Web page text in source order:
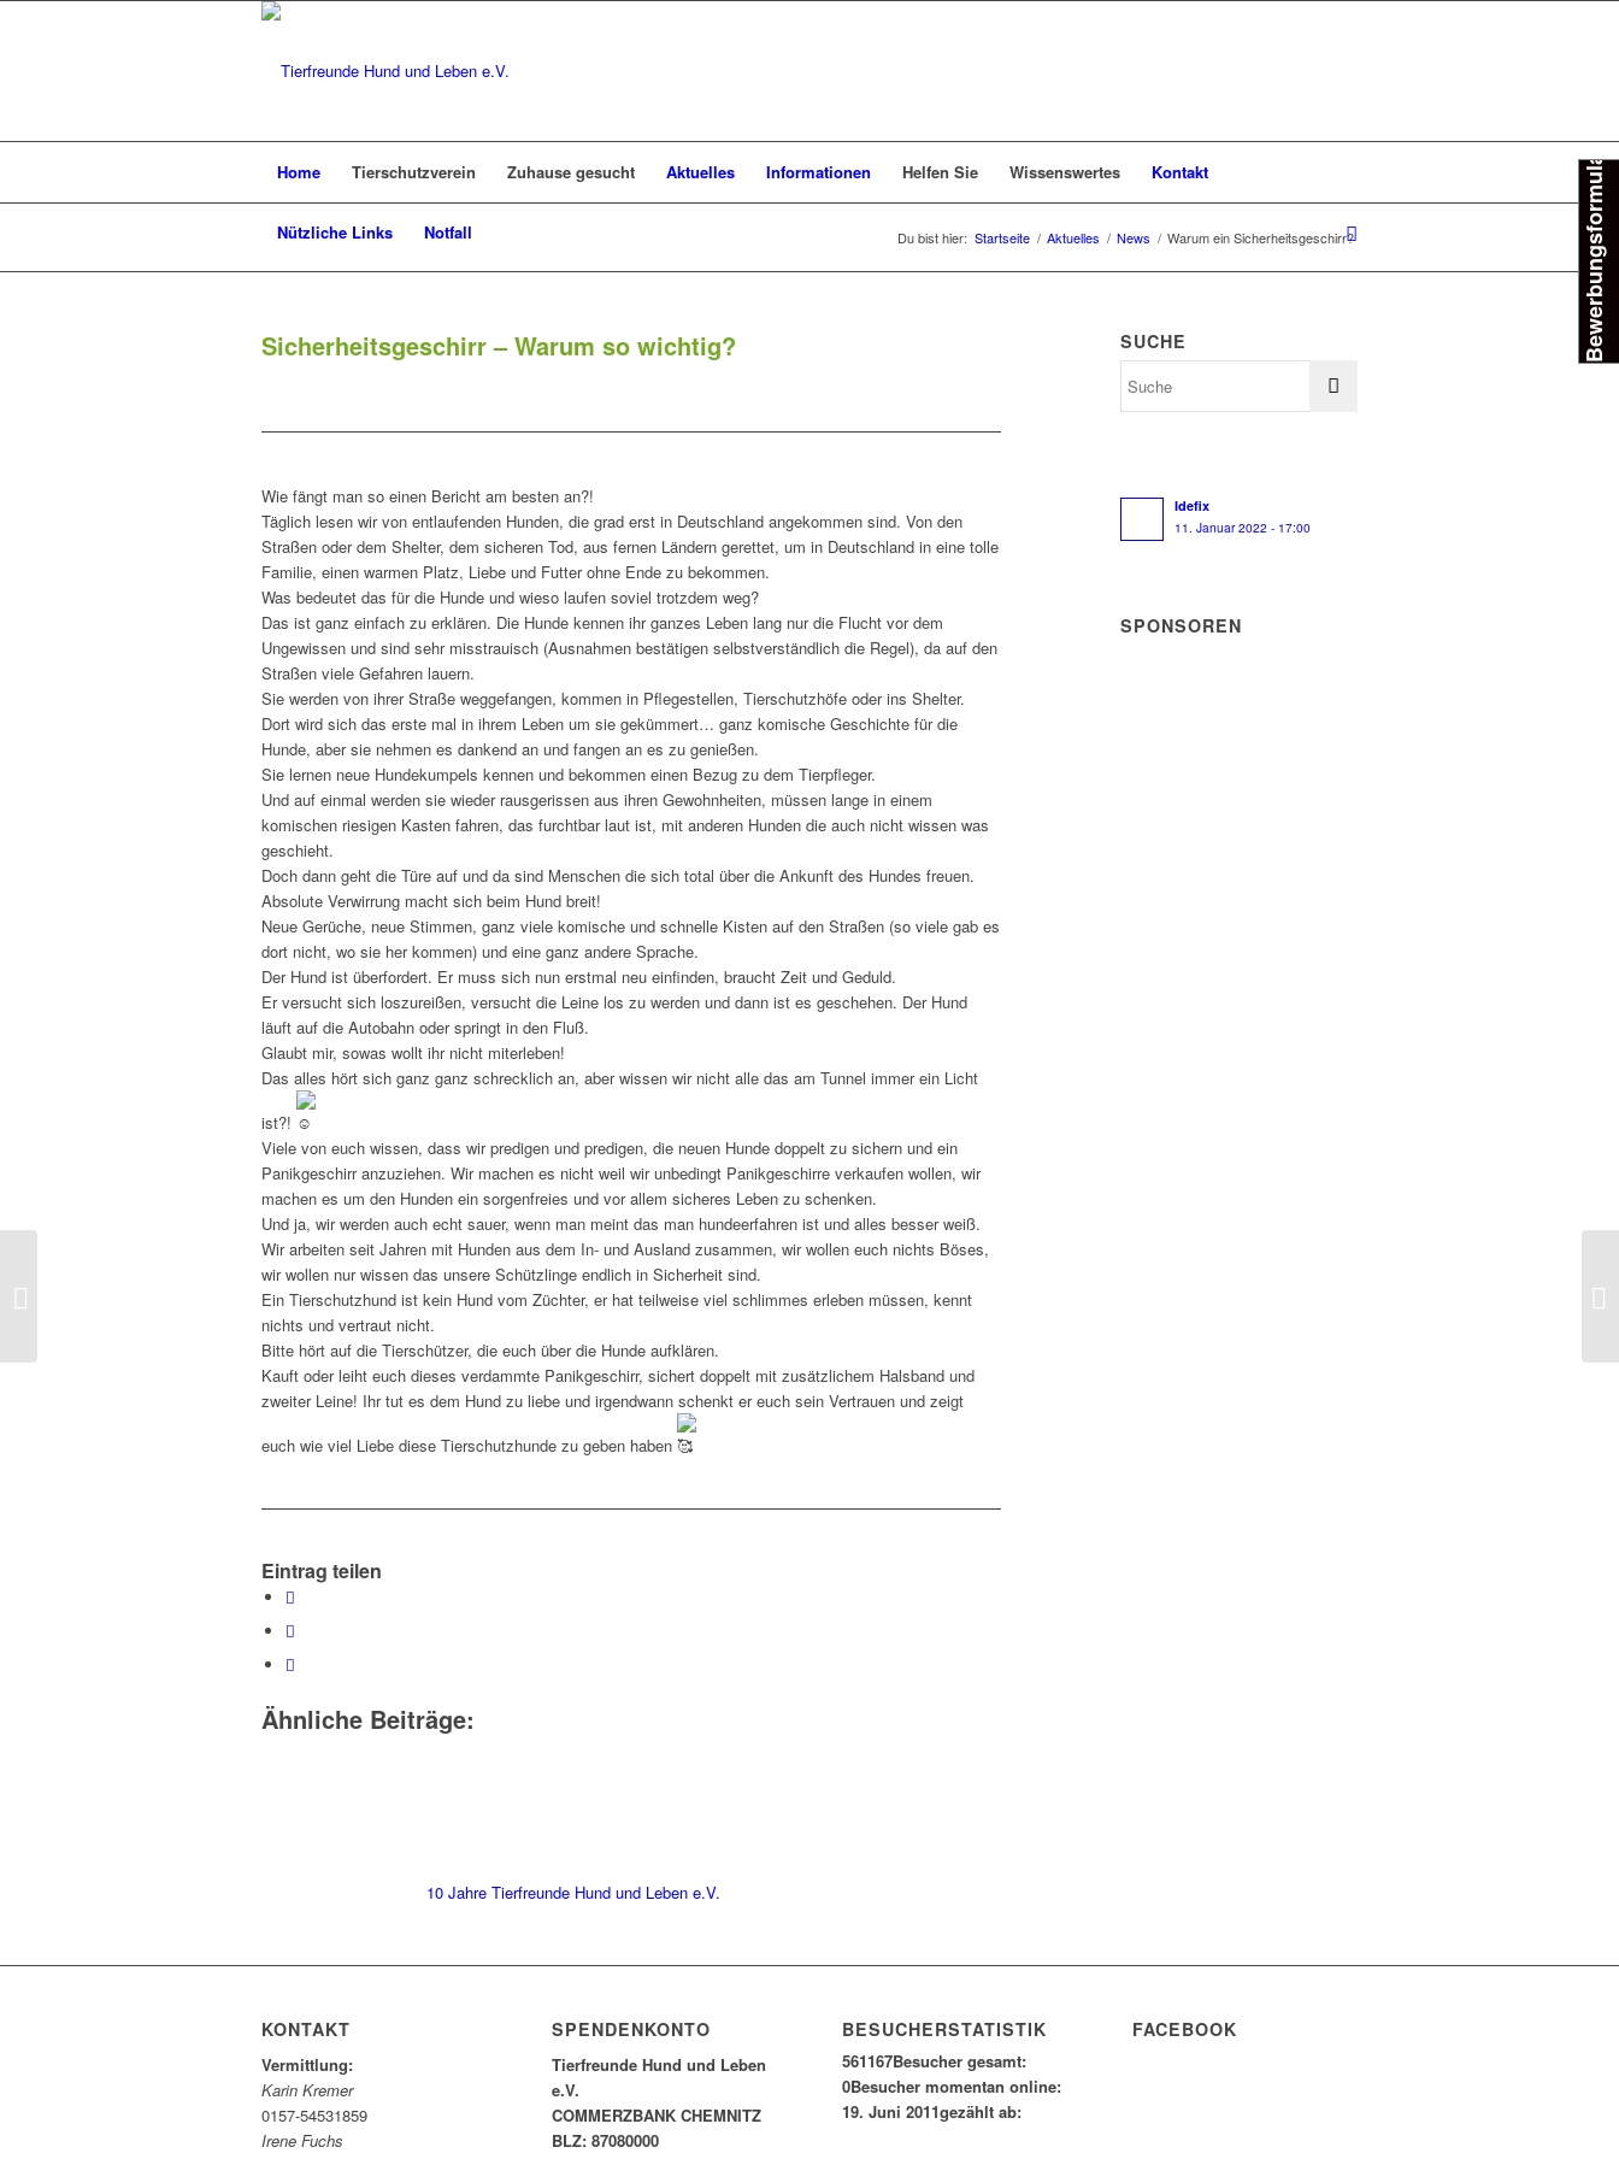
Home Tierschutzverein Zuhause gesucht Aktuelles Informationen Helfen Sie Wissenswertes Kontakt
Nützliche Links Notfall Du bist hier: Startseite / Aktuelles / News / Warum ein Sicherheitsgeschirr?
Sicherheitsgeschirr – Warum so wichtig?
Wie fängt man so einen Bericht am besten an?!
Täglich lesen wir von entlaufenden Hunden, die grad erst in Deutschland angekommen sind. Von den
Straßen oder dem Shelter, dem sicheren Tod, aus fernen Ländern gerettet, um in Deutschland in eine tolle
Familie, einen warmen Platz, Liebe und Futter ohne Ende zu bekommen.
Was bedeutet das für die Hunde und wieso laufen soviel trotzdem weg?
Das ist ganz einfach zu erklären. Die Hunde kennen ihr ganzes Leben lang nur die Flucht vor dem
Ungewissen und sind sehr misstrauisch (Ausnahmen bestätigen selbstverständlich die Regel), da auf den
Straßen viele Gefahren lauern.
Sie werden von ihrer Straße weggefangen, kommen in Pflegestellen, Tierschutzhöfe oder ins Shelter.
Dort wird sich das erste mal in ihrem Leben um sie gekümmert… ganz komische Geschichte für die
Hunde, aber sie nehmen es dankend an und fangen an es zu genießen.
Sie lernen neue Hundekumpels kennen und bekommen einen Bezug zu dem Tierpfleger.
Und auf einmal werden sie wieder rausgerissen aus ihren Gewohnheiten, müssen lange in einem
komischen riesigen Kasten fahren, das furchtbar laut ist, mit anderen Hunden die auch nicht wissen was
geschieht.
Doch dann geht die Türe auf und da sind Menschen die sich total über die Ankunft des Hundes freuen.
Absolute Verwirrung macht sich beim Hund breit!
Neue Gerüche, neue Stimmen, ganz viele komische und schnelle Kisten auf den Straßen (so viele gab es
dort nicht, wo sie her kommen) und eine ganz andere Sprache.
Der Hund ist überfordert. Er muss sich nun erstmal neu einfinden, braucht Zeit und Geduld.
Er versucht sich loszureißen, versucht die Leine los zu werden und dann ist es geschehen. Der Hund
läuft auf die Autobahn oder springt in den Fluß.
Glaubt mir, sowas wollt ihr nicht miterleben!
Das alles hört sich ganz ganz schrecklich an, aber wissen wir nicht alle das am Tunnel immer ein Licht
ist?!
Viele von euch wissen, dass wir predigen und predigen, die neuen Hunde doppelt zu sichern und ein
Panikgeschirr anzuziehen. Wir machen es nicht weil wir unbedingt Panikgeschirre verkaufen wollen, wir
machen es um den Hunden ein sorgenfreies und vor allem sicheres Leben zu schenken.
Und ja, wir werden auch echt sauer, wenn man meint das man hundeerfahren ist und alles besser weiß.
Wir arbeiten seit Jahren mit Hunden aus dem In- und Ausland zusammen, wir wollen euch nichts Böses,
wir wollen nur wissen das unsere Schützlinge endlich in Sicherheit sind.
Ein Tierschutzhund ist kein Hund vom Züchter, er hat teilweise viel schlimmes erleben müssen, kennt
nichts und vertraut nicht.
Bitte hört auf die Tierschützer, die euch über die Hunde aufklären.
Kauft oder leiht euch dieses verdammte Panikgeschirr, sichert doppelt mit zusätzlichem Halsband und
zweiter Leine! Ihr tut es dem Hund zu liebe und irgendwann schenkt er euch sein Vertrauen und zeigt
euch wie viel Liebe diese Tierschutzhunde zu geben haben
Eintrag teilen
Ähnliche Beiträge:
10 Jahre Tierfreunde Hund und Leben e.V.
SUCHE
Idefix
11. Januar 2022 - 17:00
SPONSOREN
KONTAKT
Vermittlung:
Karin Kremer
0157-54531859
Irene Fuchs
SPENDENKONTO
Tierfreunde Hund und Leben
e.V.
COMMERZBANK CHEMNITZ
BLZ: 87080000
BESUCHERSTATISTIK
561167Besucher gesamt:
0Besucher momentan online:
19. Juni 2011gezählt ab:
FACEBOOK
Bewerbungsformular